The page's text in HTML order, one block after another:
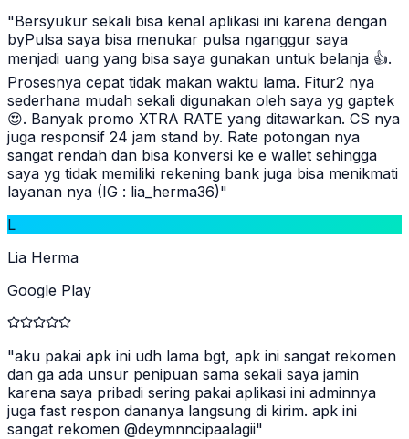
"Bersyukur sekali bisa kenal aplikasi ini karena dengan
byPulsa saya bisa menukar pulsa nganggur saya
menjadi uang yang bisa saya gunakan untuk belanja 👍.
Prosesnya cepat tidak makan waktu lama. Fitur2 nya
sederhana mudah sekali digunakan oleh saya yg gaptek
😍. Banyak promo XTRA RATE yang ditawarkan. CS nya
juga responsif 24 jam stand by. Rate potongan nya
sangat rendah dan bisa konversi ke e wallet sehingga
saya yg tidak memiliki rekening bank juga bisa menikmati
layanan nya (IG : lia_herma36)"
L
Lia Herma
Google Play
"aku pakai apk ini udh lama bgt, apk ini sangat rekomen
dan ga ada unsur penipuan sama sekali saya jamin
karena saya pribadi sering pakai aplikasi ini adminnya
juga fast respon dananya langsung di kirim. apk ini
sangat rekomen @deymnncipaalagii"